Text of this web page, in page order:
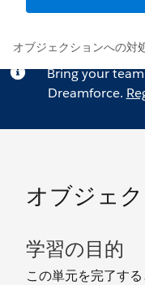
オブジェクションへの対
Bring your
Dreamforce.
オブジェ
学習の目的
この単元を完了す